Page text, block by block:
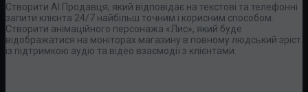
Створити AI Продавця, який відповідає на текстові та телефонні
запити клієнта 24/7 найбільш точним і корисним способом.
Створити анімаційного персонажа «Лис», який буде
відображатися на моніторах магазину в повному людський зріст
із підтримкою аудіо та відео взаємодії з клієнтами.